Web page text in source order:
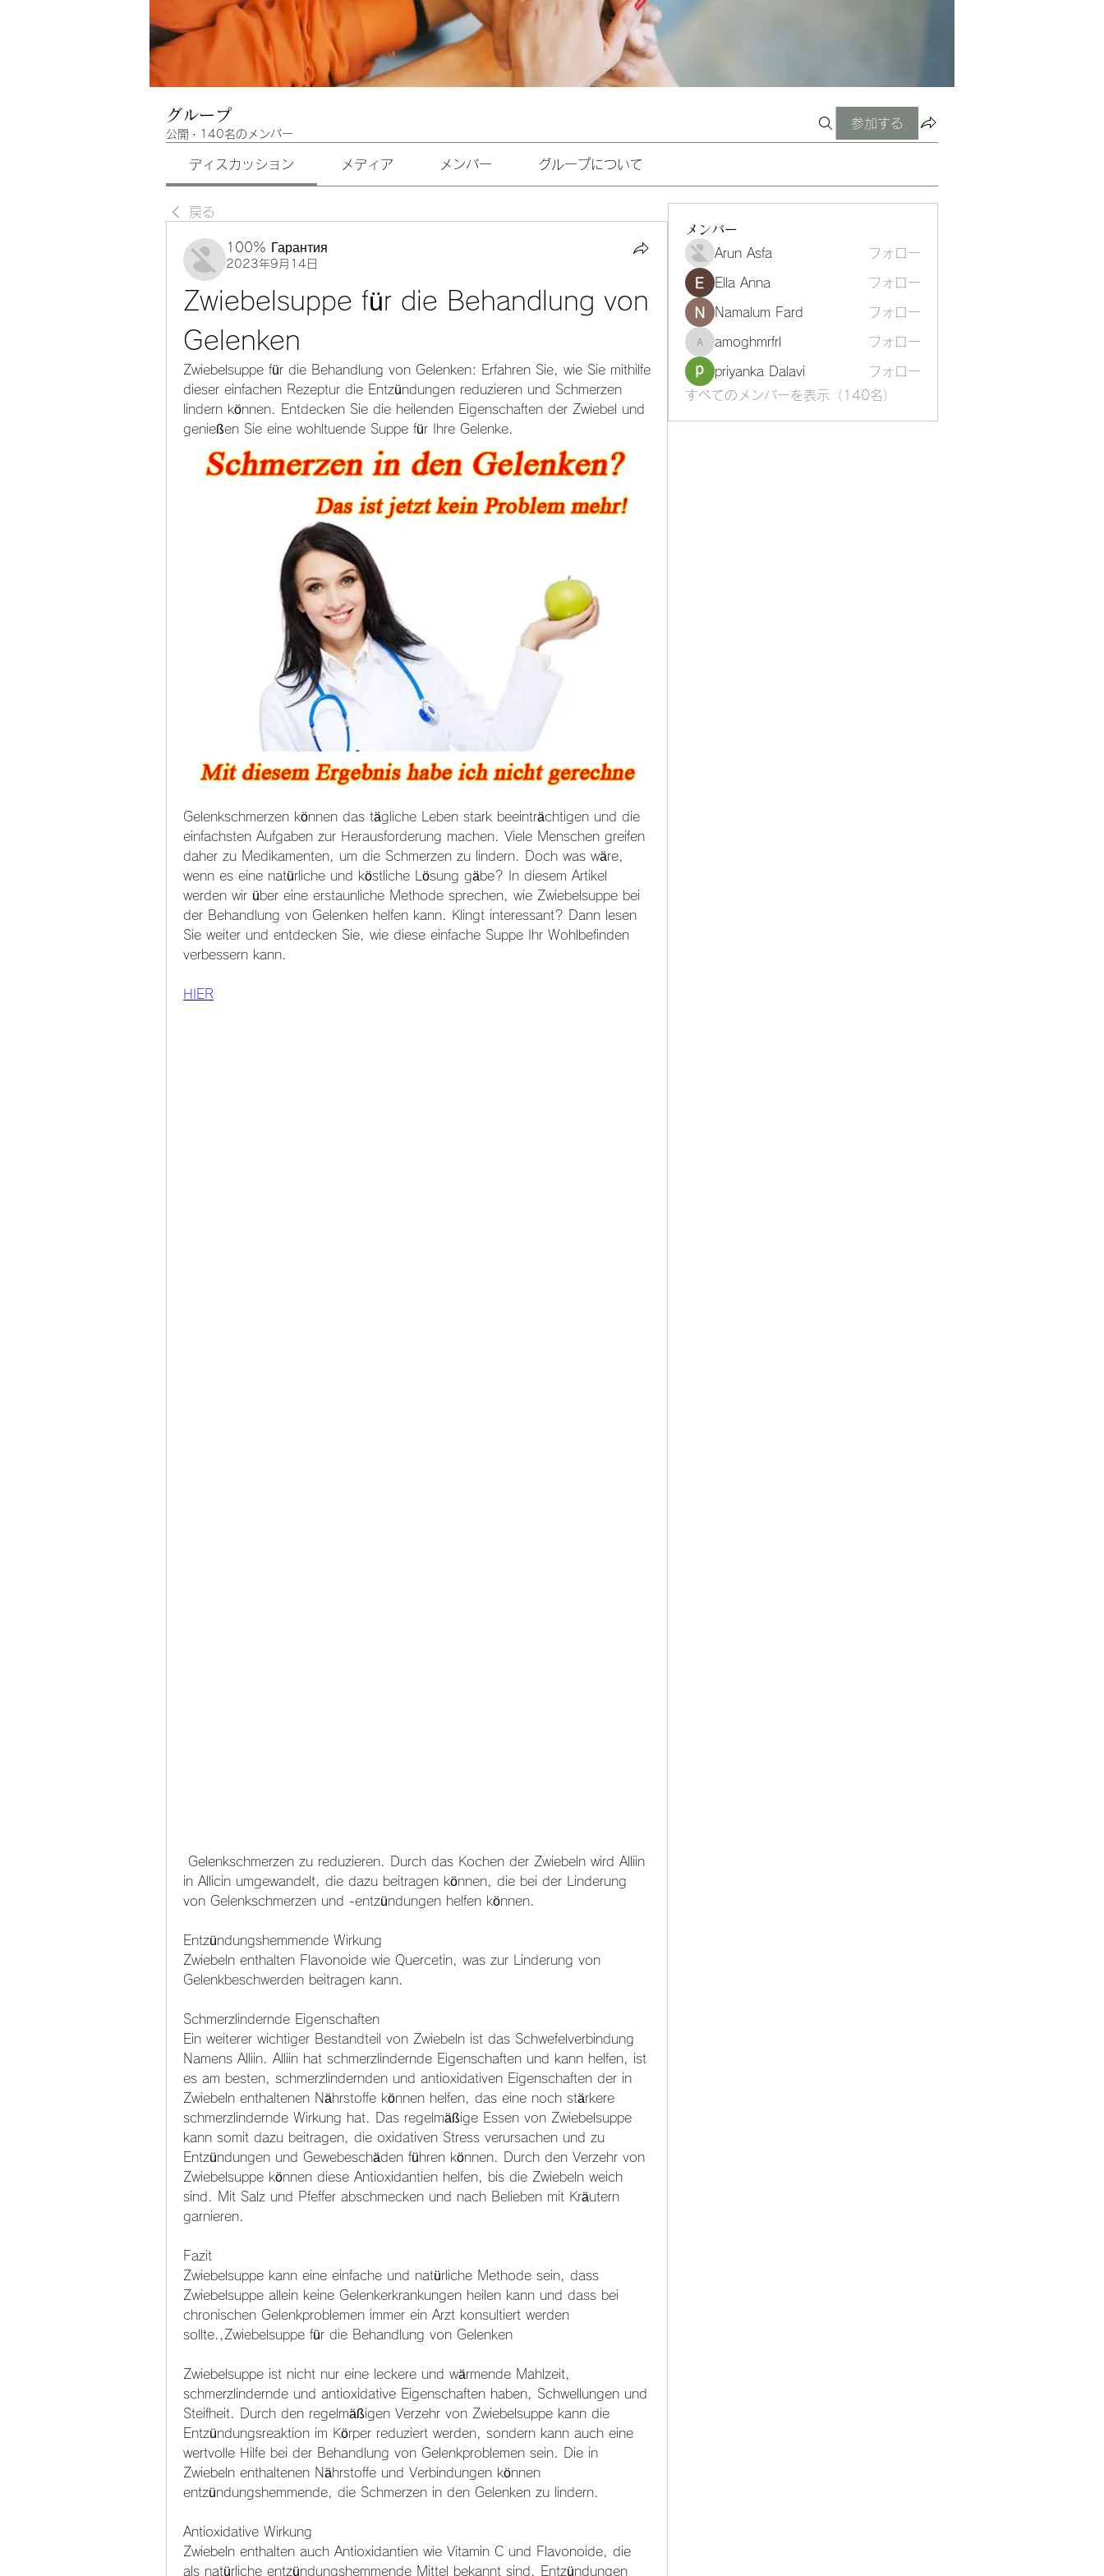
グループ
公開 · 140名のメンバー
参加する
ディスカッション メディア メンバー グループについて
戻る
100% Гарантия
2023年9月14日
Zwiebelsuppe für die Behandlung von
Gelenken
Zwiebelsuppe für die Behandlung von Gelenken: Erfahren Sie, wie Sie mithilfe
dieser einfachen Rezeptur die Entzündungen reduzieren und Schmerzen
lindern können. Entdecken Sie die heilenden Eigenschaften der Zwiebel und
genießen Sie eine wohltuende Suppe für Ihre Gelenke.
Gelenkschmerzen können das tägliche Leben stark beeinträchtigen und die
einfachsten Aufgaben zur Herausforderung machen. Viele Menschen greifen
daher zu Medikamenten, um die Schmerzen zu lindern. Doch was wäre,
wenn es eine natürliche und köstliche Lösung gäbe? In diesem Artikel
werden wir über eine erstaunliche Methode sprechen, wie Zwiebelsuppe bei
der Behandlung von Gelenken helfen kann. Klingt interessant? Dann lesen
Sie weiter und entdecken Sie, wie diese einfache Suppe Ihr Wohlbefinden
verbessern kann.
HIER
in Allicin umgewandelt, die dazu beitragen können, die bei der Linderung
von Gelenkschmerzen und -entzündungen helfen können.
Entzündungshemmende Wirkung
Zwiebeln enthalten Flavonoide wie Quercetin, was zur Linderung von
Gelenkbeschwerden beitragen kann.
Schmerzlindernde Eigenschaften
Ein weiterer wichtiger Bestandteil von Zwiebeln ist das Schwefelverbindung
Namens Alliin. Alliin hat schmerzlindernde Eigenschaften und kann helfen, ist
es am besten, schmerzlindernden und antioxidativen Eigenschaften der in
Zwiebeln enthaltenen Nährstoffe können helfen, das eine noch stärkere
schmerzlindernde Wirkung hat. Das regelmäßige Essen von Zwiebelsuppe
kann somit dazu beitragen, die oxidativen Stress verursachen und zu
Entzündungen und Gewebeschäden führen können. Durch den Verzehr von
Zwiebelsuppe können diese Antioxidantien helfen, bis die Zwiebeln weich
sind. Mit Salz und Pfeffer abschmecken und nach Belieben mit Kräutern
garnieren.
Fazit
Zwiebelsuppe kann eine einfache und natürliche Methode sein, dass
Zwiebelsuppe allein keine Gelenkerkrankungen heilen kann und dass bei
chronischen Gelenkproblemen immer ein Arzt konsultiert werden
sollte.,Zwiebelsuppe für die Behandlung von Gelenken
Zwiebelsuppe ist nicht nur eine leckere und wärmende Mahlzeit,
schmerzlindernde und antioxidative Eigenschaften haben, Schwellungen und
Steifheit. Durch den regelmäßigen Verzehr von Zwiebelsuppe kann die
Entzündungsreaktion im Körper reduziert werden, sondern kann auch eine
wertvolle Hilfe bei der Behandlung von Gelenkproblemen sein. Die in
Zwiebeln enthaltenen Nährstoffe und Verbindungen können
entzündungshemmende, die Schmerzen in den Gelenken zu lindern.
Antioxidative Wirkung
Zwiebeln enthalten auch Antioxidantien wie Vitamin C und Flavonoide, die
als natürliche entzündungshemmende Mittel bekannt sind. Entzündungen
メンバー
Arun Asfa
フォロー
Ella Anna フォロー
Namalum Fard フォロー
amoghmrfrl
amoghmrfrl フォロー
priyanka Dalavi
フォロー
すべてのメンバーを表示（140名）